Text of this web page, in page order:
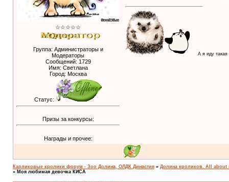
☆☆☆☆☆
Группа: Администраторы и
Модераторы
Сообщений: 1729
Имя: Светлана
Город: Москва
Статус:
Призы за конкурсы:
Награды и прочее:
А я иду такая
Карликовые кролики форум - Зоо Долина, ОЛДК Династия » Долина кроликов. All about
» Моя любимая девочка КИСА